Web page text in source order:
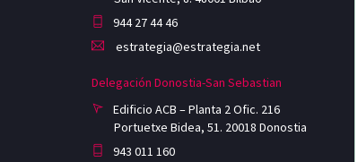
944 27 44 46
estrategia@estrategia.net
Delegación Donostia-San Sebastian
Edificio ACB – Planta 2 Ofic. 216
Portuetxe Bidea, 51. 20018 Donostia
943 011 160